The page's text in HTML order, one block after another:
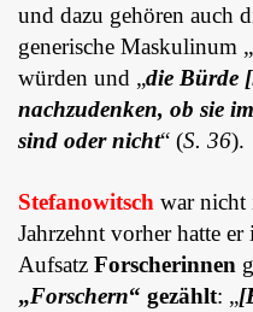
und dazu gehören auch
generische Maskulinum „
würden und „die Bürde
nachzudenken, ob sie
sind oder nicht“ (S. 36).
Stefanowitsch war nicht
Jahrzehnt vorher hatte
Aufsatz Forscherinnen
„Forschern“ gezählt: „